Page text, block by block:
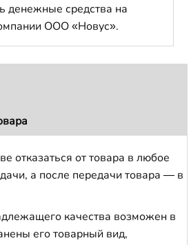
денежные средства на
ООО «Новус».
отказаться от товара в любое
а после передачи товара — в
качества возможен в
его товарный вид,